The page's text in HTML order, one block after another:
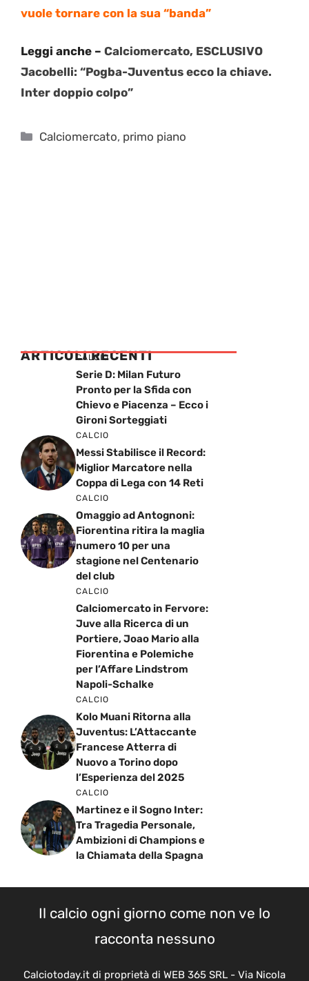
vuole tornare con la sua “banda”
Leggi anche – Calciomercato, ESCLUSIVO
Jacobelli: “Pogba-Juventus ecco la chiave.
Inter doppio colpo”
Categorie
Calciomercato, primo piano
ARTICOLI RECENTI
CALCIO
Serie D: Milan Futuro
Pronto per la Sfida con
Chievo e Piacenza – Ecco i
Gironi Sorteggiati
CALCIO
Messi Stabilisce il Record:
Miglior Marcatore nella
Coppa di Lega con 14 Reti
CALCIO
Omaggio ad Antognoni:
Fiorentina ritira la maglia
numero 10 per una
stagione nel Centenario
del club
CALCIO
Calciomercato in Fervore:
Juve alla Ricerca di un
Portiere, Joao Mario alla
Fiorentina e Polemiche
per l’Affare Lindstrom
Napoli-Schalke
CALCIO
Kolo Muani Ritorna alla
Juventus: L’Attaccante
Francese Atterra di
Nuovo a Torino dopo
l’Esperienza del 2025
CALCIO
Martinez e il Sogno Inter:
Tra Tragedia Personale,
Ambizioni di Champions e
la Chiamata della Spagna
Il calcio ogni giorno come non ve lo
racconta nessuno
Calciotoday.it di proprietà di WEB 365 SRL - Via Nicola